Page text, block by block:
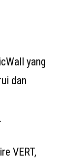
yang
dan
VERT,